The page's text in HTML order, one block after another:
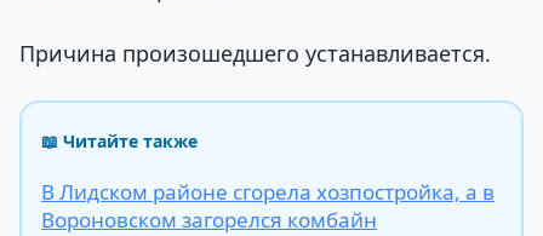
Причина произошедшего устанавливается.
📖 Читайте также
В Лидском районе сгорела хозпостройка, а в
Вороновском загорелся комбайн